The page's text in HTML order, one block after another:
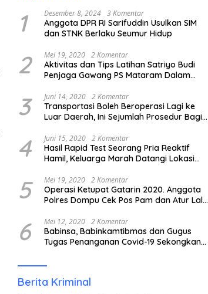
1 Desember 8, 2024 3 Komentar
Anggota DPR RI Sarifuddin Usulkan SIM
dan STNK Berlaku Seumur Hidup
2 Mei 19, 2020 2 Komentar
Aktivitas dan Tips Latihan Satriyo Budi
Penjaga Gawang PS Mataram Dalam
3 Juni 14, 2020 2 Komentar
Transportasi Boleh Beroperasi Lagi ke
Luar Daerah, Ini Sejumlah Prosedur Bagi
4 Juni 15, 2020 2 Komentar
Hasil Rapid Test Seorang Pria Reaktif
Hamil, Keluarga Marah Datangi Lokasi
5 Mei 19, 2020 2 Komentar
Operasi Ketupat Gatarin 2020. Anggota
Polres Dompu Cek Pos Pam dan Atur Lalu
6 Mei 12, 2020 2 Komentar
Babinsa, Babinkamtibmas dan Gugus
Tugas Penanganan Covid-19 Sekongkang
ODP.
Berita Kriminal